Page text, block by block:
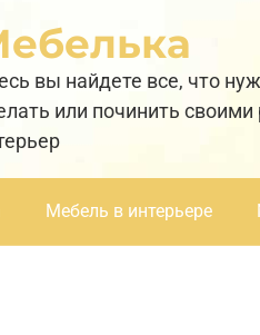
вы найдете все, что
или починить
Мебель в интерьере